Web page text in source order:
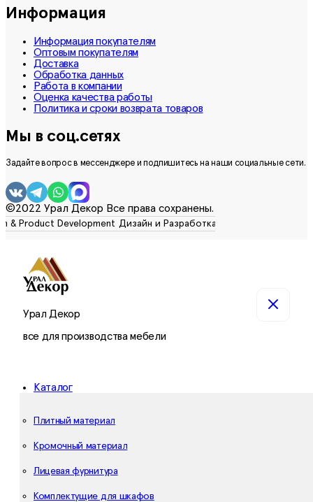
Информация
Информация покупателям
Оптовым покупателям
Доставка
Обработка данных
Работа в компании
Оценка качества работы
Политика и сроки возврата товаров
Мы в соц.сетях
Задайте вопрос в мессенджере и подпишитесь на наши социальные сети.
©2022 Урал Декор Все права сохранены.
Урал Декор
все для производства мебели
Каталог
Плитный материал
Кромочный материал
Лицевая фурнитура
Комплектущие для шкафов